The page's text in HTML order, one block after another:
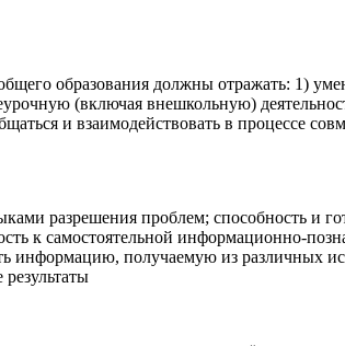
образования должны отражать: 1)
(включая внешкольную)
и взаимодействовать в процессе
разрешения проблем; способность и
к самостоятельной информационно-
информацию, получаемую из различных